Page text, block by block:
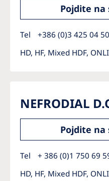
United States of
NephroCare
Global Website
Pojdite
Tel
+386 (0)3 425 04 50
HD, HF, Mixed HDF,
NEFRODIAL
Pojdite
Tel
+ 386 (0)1 750 69
HD, HF, Mixed HDF,